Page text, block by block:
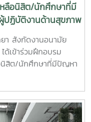
หลือนิสิต/นักศึกษาที่มี
ปฏิบัติงานด้านสุขภาพ
งกัดงานอนามัย
เข้าร่วมฝึกอบรม
นิสิต/นักศึกษาที่มีปัญหา
ชั้น 1 กองพัฒนานิสิต
ตร์ โดยมีผู้บริหารและ
ข่ายสมาคมอุดมศึกษา